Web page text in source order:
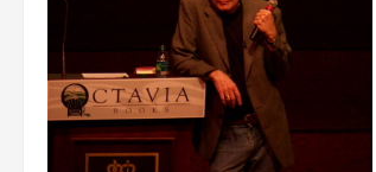
nazwać
swój
miecz
„Rozczarowanie
królowej”